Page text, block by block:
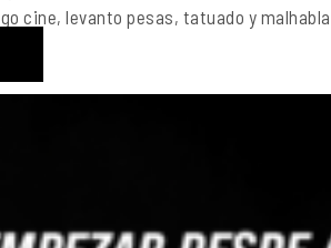
cine, levanto pesas, tatuado y